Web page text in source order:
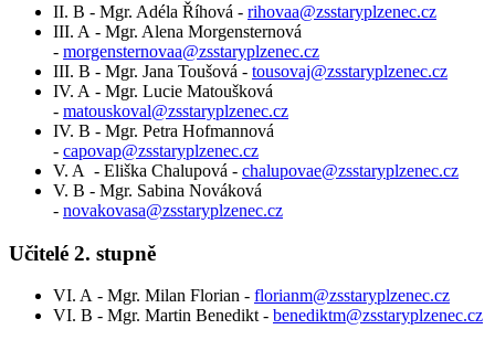
II. B - Mgr. Adéla Říhová - rihovaa@zsstaryplzenec.cz
III. A - Mgr. Alena Morgensternová
- morgensternovaa@zsstaryplzenec.cz
III. B - Mgr. Jana Toušová - tousovaj@zsstaryplzenec.cz
IV. A - Mgr. Lucie Matoušková
- matouskoval@zsstaryplzenec.cz
IV. B - Mgr. Petra Hofmannová
- capovap@zsstaryplzenec.cz
V. A - Eliška Chalupová - chalupovae@zsstaryplzenec.cz
V. B - Mgr. Sabina Nováková
- novakovasa@zsstaryplzenec.cz
Učitelé 2. stupně
VI. A - Mgr. Milan Florian - florianm@zsstaryplzenec.cz
VI. B - Mgr. Martin Benedikt - benediktm@zsstaryplzenec.cz